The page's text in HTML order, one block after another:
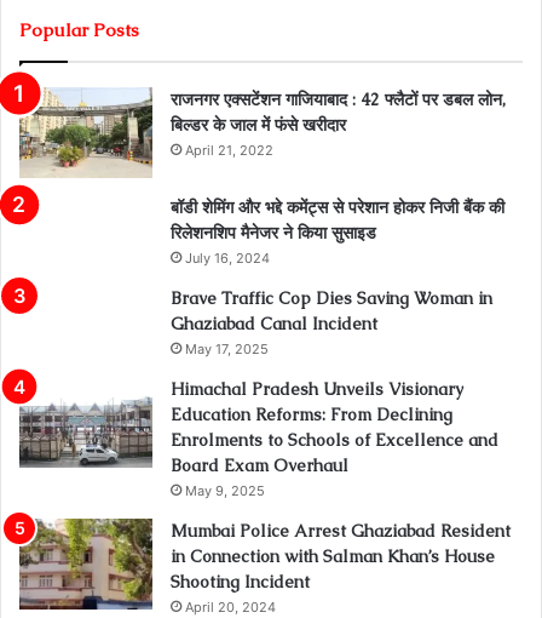
Popular Posts
राजनगर एक्सटेंशन गाजियाबाद : 42 फ्लैटों पर डबल लोन,
बिल्डर के जाल में फंसे खरीदार
April 21, 2022
बॉडी शेमिंग और भद्दे कमेंट्स से परेशान होकर निजी बैंक की
रिलेशनशिप मैनेजर ने किया सुसाइड
July 16, 2024
Brave Traffic Cop Dies Saving Woman in
Ghaziabad Canal Incident
May 17, 2025
Himachal Pradesh Unveils Visionary
Education Reforms: From Declining
Enrolments to Schools of Excellence and
Board Exam Overhaul
May 9, 2025
Mumbai Police Arrest Ghaziabad Resident
in Connection with Salman Khan’s House
Shooting Incident
April 20, 2024